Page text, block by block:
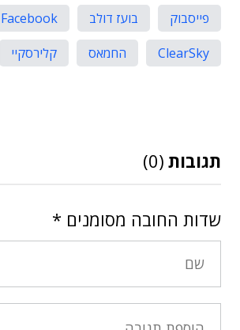
פייסבוק בועז דולב Facebook
ClearSky
החמאס קלירסקיי
תגובות (0)
שדות החובה מסומנים *